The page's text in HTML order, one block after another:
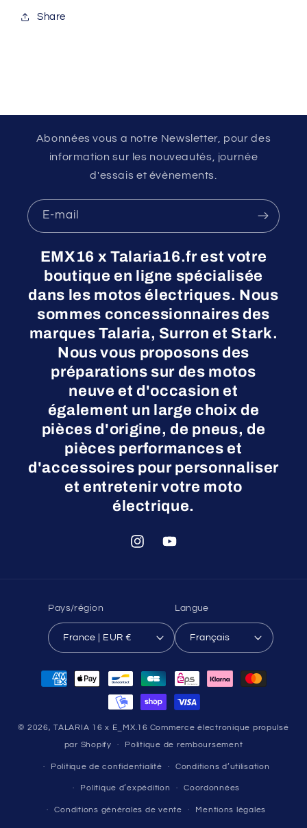
Share
Abonnées vous a notre Newsletter, pour des
information sur les nouveautés, journée
d'essais et évènements.
E-mail
EMX16 x Talaria16.fr est votre
boutique en ligne spécialisée
dans les motos électriques. Nous
sommes concessionnaires des
marques Talaria, Surron et Stark.
Nous vous proposons des
préparations sur des motos
neuve et d'occasion et
également un large choix de
pièces d'origine, de pneus, de
pièces performances et
d'accessoires pour personnaliser
et entretenir votre moto
électrique.
InstagramYouTube
Pays/région
France | EUR €
Langue
Français
Moyens
© 2026,TALARIA 16 x E_MX.16 Commerce électronique propulsé
par Shopify Politique de remboursement
Politique de confidentialité Conditions d’utilisation
Politique d’expédition Coordonnées
Conditions générales de vente Mentions légales